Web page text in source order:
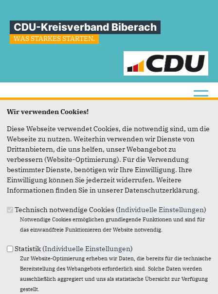
CDU-Kreisverband Biberach
WAS STARKES STARTEN.
Sie sind hier
Kontakt
Fußbereich
Anschrift
CDU-Kreisverband Biberach
88400Biberach
Telefon:07351 / 44 48 78 - 4
E-Mail:info@cdu-kv-bc.de
Wir verwenden Cookies!
Diese Webseite verwendet Cookies, die notwendig sind, um die
Webseite zu nutzen. Weiterhin verwenden wir Dienste von
Drittanbietern, die uns helfen, unser Webangebot zu
verbessern (Website-Optimierung). Für die Verwendung
bestimmter Dienste, benötigen wir Ihre Einwilligung. Ihre
Einwilligung können Sie jederzeit widerrufen. Weitere
Informationen finden Sie in unserer Datenschutzerklärung.
Technisch notwendige Cookies (Individuelle Einstellungen)
Notwendige Cookies ermöglichen grundlegende Funktionen und sind für
das einwandfreie Funktionieren der Website notwendig.
Statistik (Individuelle Einstellungen)
Zur Website-Optimierung erheben wir Daten, die bereits für die technische
Bereitstellung des Webangebots erforderlich sind. Solche Daten werden
ausschließlich aggregiert und uns als statistische Übersicht zur Verfügung
gestellt.